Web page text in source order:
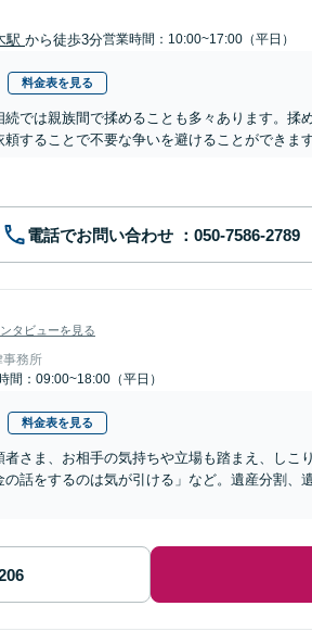
駅 から徒歩3分営業時間：10:00~17:00（平日）
料金表を見る
続では親族間で揉めることも多々あります。
することで不要な争いを避けることができます
電話でお問い合わせ
タビューを見る
事務所
間：09:00~18:00（平日）
料金表を見る
者さま、お相手の気持ちや立場も踏まえ、し
話をするのは気が引ける」など。遺産分割、